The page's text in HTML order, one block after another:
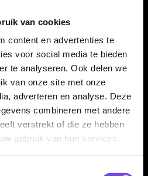
van cookies
content en advertenties te
voor social media te bieden
te analyseren. Ook delen we
van onze site met onze
adverteren en analyse. Deze
combineren met andere
verstrekt of die ze hebben
gebruik van hun services.
Gratis verzending vanaf €40
bij McDartShop.nl
Bij McDartShop.nl vind je een ruim
softtip darts, tungsten dartpijlen